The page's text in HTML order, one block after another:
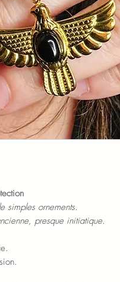
simples ornements.
presque initiatique.